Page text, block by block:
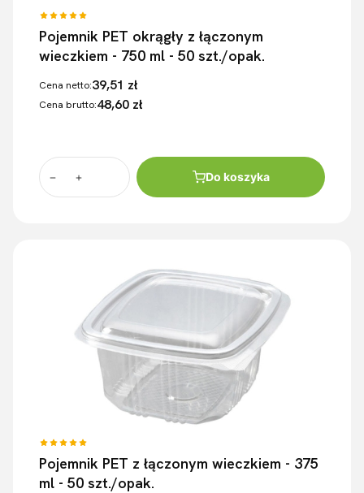
Pojemnik PET okrągły z łączonym
wieczkiem - 750 ml - 50 szt./opak.
Cena netto:39,51 zł
Cena brutto:48,60 zł
Do koszyka
Pojemnik PET z łączonym wieczkiem - 375
ml - 50 szt./opak.